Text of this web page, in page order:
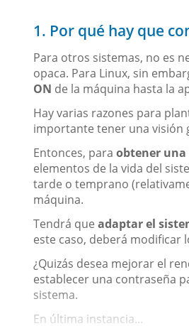
1. Por qué hay que
Para otros sistemas, no es
opaca. Para Linux, sin
ON de la máquina hasta la
Hay varias razones para
importante tener una visión
Entonces, para obtener una
elementos de la vida del
tarde o temprano
máquina.
Tendrá que adaptar el
este caso, deberá modificar
¿Quizás desea mejorar el
establecer una contraseña
sistema.
En última instancia...